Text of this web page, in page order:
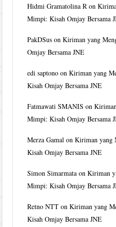
Hidmi Gramatolina R on
Mimpi: Kisah Omjay Bersama
PakDSus onKiriman yang
Omjay Bersama JNE
edi saptono onKiriman yang
Kisah Omjay Bersama JNE
Fatmawati SMANIS on
Mimpi: Kisah Omjay Bersama
Merza Gamal onKiriman yang
Kisah Omjay Bersama JNE
Simon Simarmata onKiriman
Mimpi: Kisah Omjay Bersama
Retno NTT onKiriman yang
Kisah Omjay Bersama JNE